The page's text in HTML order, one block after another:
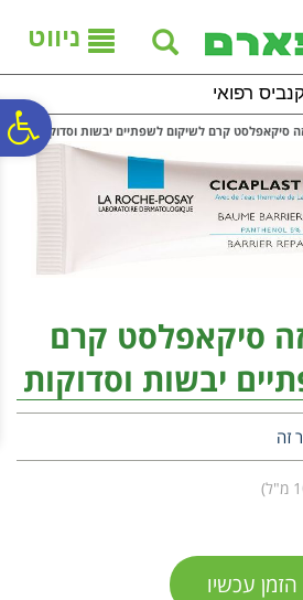
נגישות
אתר
המרכזי
ניווט
רפואי
סיקאפלסט קרם לשיקום לשפתיים יבשות וסדוקות
סיקאפלסט קרם
יבשות וסדוקות
זה
הזמן עכשיו